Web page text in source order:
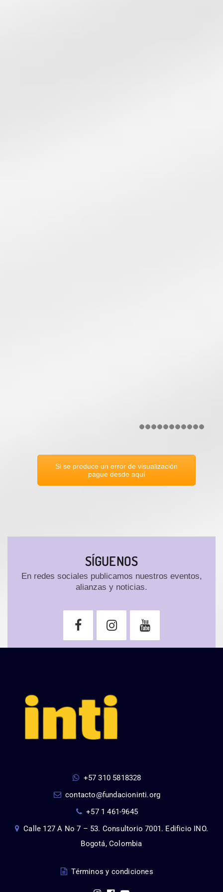
Si se produce un error de visualización
pague desde aquí
SÍGUENOS
En redes sociales publicamos nuestros eventos,
alianzas y noticias.
+57 310 5818328
contacto@fundacioninti.org
+57 1 461-9645
Calle 127 A No 7 – 53. Consultorio 7001. Edificio INO.
Bogotá, Colombia
Términos y condiciones